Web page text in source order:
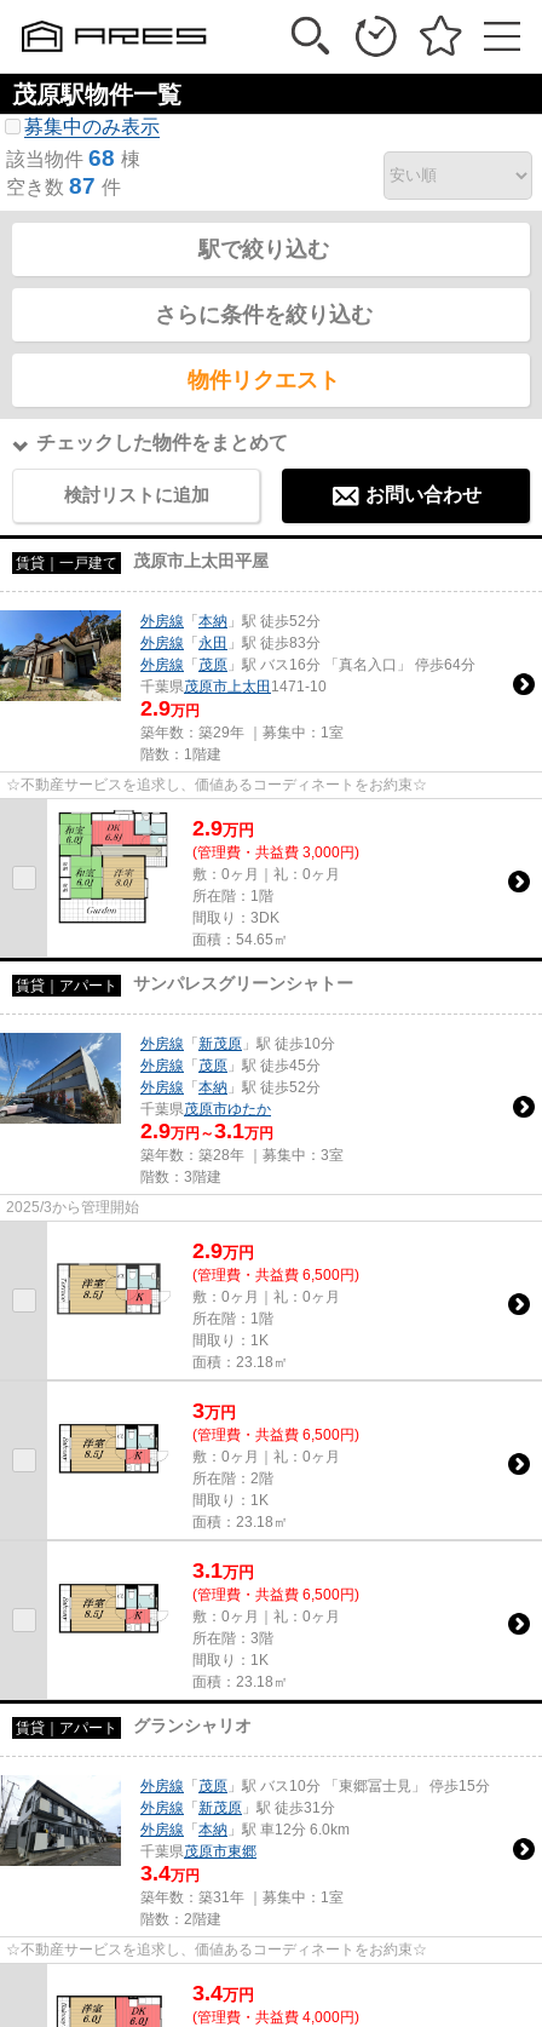
茂原駅物件一覧
募集中のみ表示
該当物件 68 棟
空き数 87 件
駅で絞り込む
さらに条件を絞り込む
物件リクエスト
チェックした物件をまとめて
検討リストに追加 お問い合わせ
賃貸｜一戸建て 茂原市上太田平屋
外房線 「本納 」駅 徒歩52分
外房線 「永田 」駅 徒歩83分
外房線 「茂原 」駅 バス16分 「真名入口」 停歩64分
千葉県茂原市 上太田 1471-10
2.9万円
築年数：築29年 ｜募集中： 1室
階数：1階建
☆不動産サービスを追求し、価値あるコーディネートをお約束☆
2.9万円
(管理費・共益費 3,000円)
敷：0ヶ月｜礼：0ヶ月
所在階：1階
間取り：3DK
面積：54.65㎡
賃貸｜アパート サンパレスグリーンシャトー
外房線 「新茂原 」駅 徒歩10分
外房線 「茂原 」駅 徒歩45分
外房線 「本納 」駅 徒歩52分
千葉県茂原市ゆたか
2.9万円～3.1万円
築年数：築28年 ｜募集中： 3室
階数：3階建
2025/3から管理開始
2.9万円
(管理費・共益費 6,500円)
敷：0ヶ月｜礼：0ヶ月
所在階：1階
間取り：1K
面積：23.18㎡
3万円
(管理費・共益費 6,500円)
敷：0ヶ月｜礼：0ヶ月
所在階：2階
間取り：1K
面積：23.18㎡
3.1万円
(管理費・共益費 6,500円)
敷：0ヶ月｜礼：0ヶ月
所在階：3階
間取り：1K
面積：23.18㎡
賃貸｜アパート グランシャリオ
外房線 「茂原 」駅 バス10分 「東郷冨士見」 停歩15分
外房線 「新茂原 」駅 徒歩31分
外房線 「本納 」駅 車12分 6.0km
千葉県茂原市東郷
3.4万円
築年数：築31年 ｜募集中： 1室
階数：2階建
☆不動産サービスを追求し、価値あるコーディネートをお約束☆
3.4万円
(管理費・共益費 4,000円)